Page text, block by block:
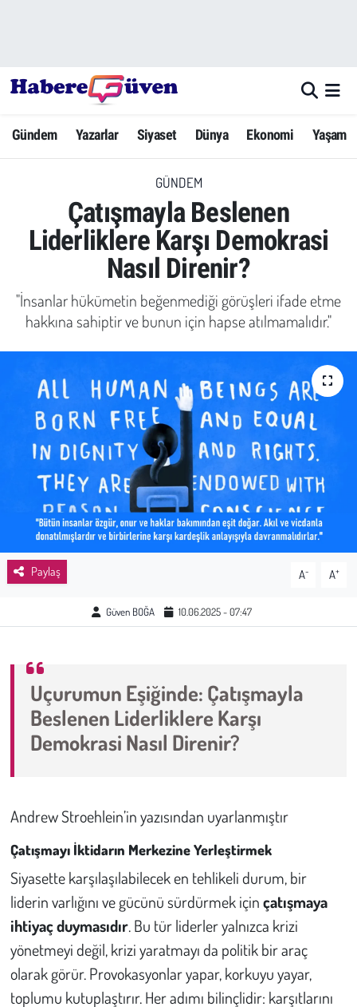
Gündem Yazarlar Siyaset Dünya Ekonomi Yaşam
GÜNDEM
Çatışmayla Beslenen
Liderliklere Karşı Demokrasi
Nasıl Direnir?
"İnsanlar hükümetin beğenmediği görüşleri ifade etme
hakkına sahiptir ve bunun için hapse atılmamalıdır."
Paylaş A- A+
Güven BOĞA 10.06.2025 - 07:47
Uçurumun Eşiğinde: Çatışmayla
Beslenen Liderliklere Karşı
Demokrasi Nasıl Direnir?
Andrew Stroehlein’in yazısından uyarlanmıştır
Çatışmayı İktidarın Merkezine Yerleştirmek
Siyasette karşılaşılabilecek en tehlikeli durum, bir
liderin varlığını ve gücünü sürdürmek içinçatışmaya
ihtiyaç duymasıdır. Bu tür liderler yalnızca krizi
yönetmeyi değil, krizi yaratmayı da politik bir araç
olarak görür. Provokasyonlar yapar, korkuyu yayar,
toplumu kutuplaştırır. Her adımı bilinçlidir: karşıtlarını
Yazarlar
Dünya
Ekonomi
Yerel Haberler
Sağlık
Kadın
Spor
Çocuk
Bilim - Teknoloji
İnsan Hakları
Hayvan Hakları
Çevre
Vefat İlanları
Hukuk
Tarım
Hava Durumu
Trafik Durumu
Süper Lig Puan Durumu ve Fikstür
Tüm Manşetler
Son Dakika Haberleri
Haber Arşivi